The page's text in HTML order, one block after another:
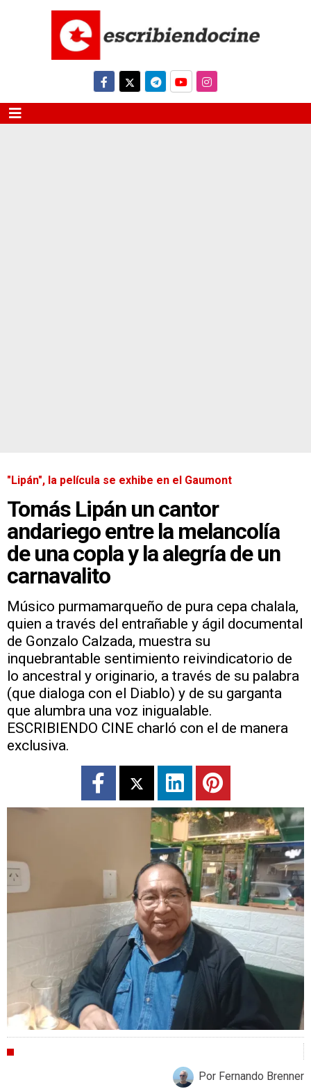
"Lipán", la película se exhibe en el Gaumont
Tomás Lipán un cantor
andariego entre la melancolía
de una copla y la alegría de un
carnavalito
Músico purmamarqueño de pura cepa chalala,
quien a través del entrañable y ágil documental
de Gonzalo Calzada, muestra su
inquebrantable sentimiento reivindicatorio de
lo ancestral y originario, a través de su palabra
(que dialoga con el Diablo) y de su garganta
que alumbra una voz inigualable.
ESCRIBIENDO CINE charló con el de manera
exclusiva.
Por Fernando Brenner